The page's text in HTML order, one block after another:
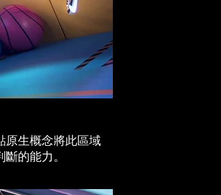
原生概念將此區域
的能力。